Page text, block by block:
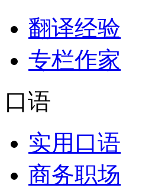
翻译经验
专栏作家
口语
实用口语
商务职场